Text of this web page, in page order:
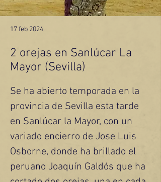
17 feb 2024
2 orejas en Sanlúcar La
Mayor (Sevilla)
Se ha abierto temporada en la
provincia de Sevilla esta tarde
en Sanlúcar la Mayor, con un
variado encierro de Jose Luis
Osborne, donde ha brillado el
peruano Joaquín Galdós que ha